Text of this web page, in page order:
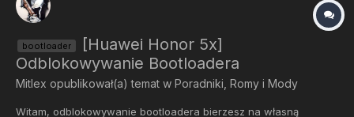
bootloader
[Huawei Honor 5x]
Odblokowywanie Bootloadera
Mitlex opublikował(a) temat w Poradniki, Romy i Mody
Witam, odblokowywanie bootloadera bierzesz na własną